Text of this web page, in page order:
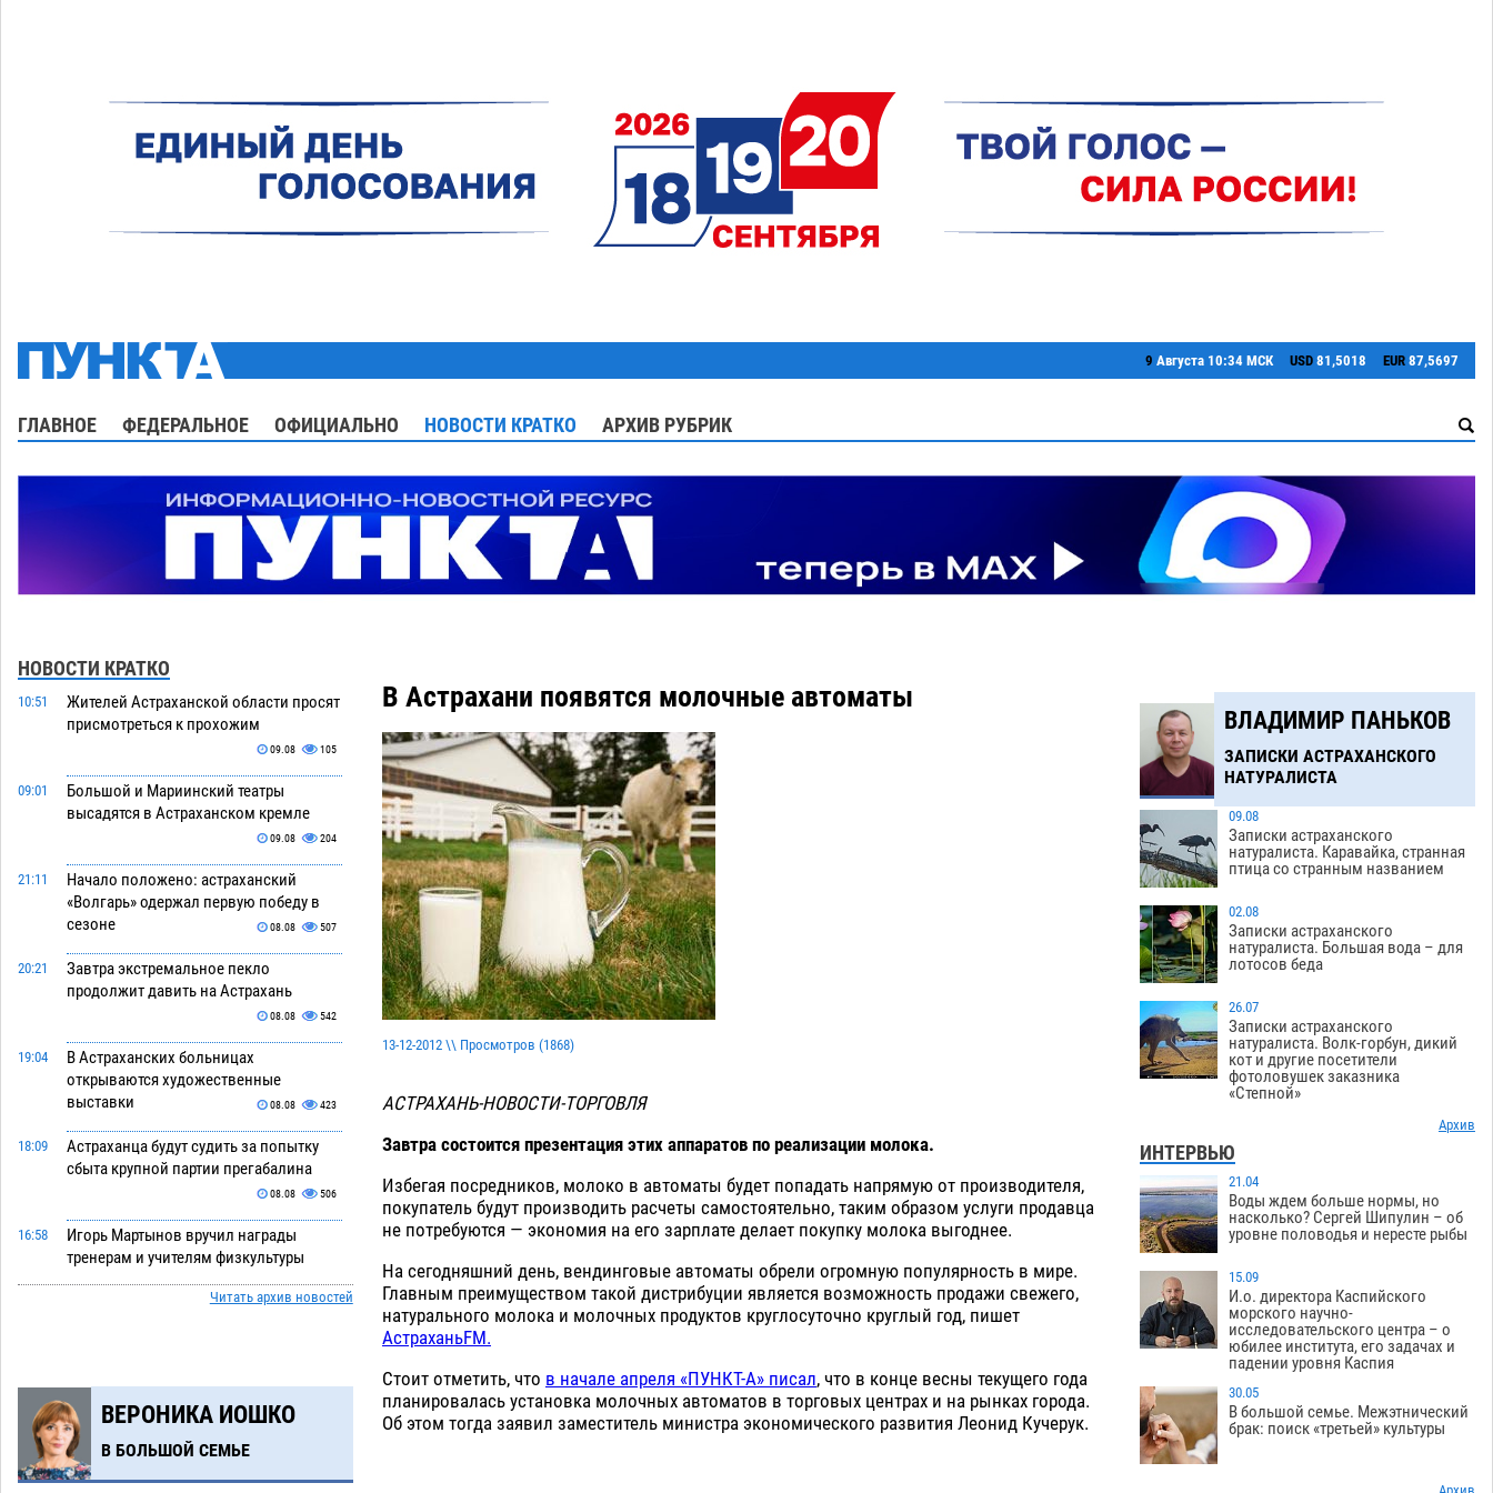
9 Августа 10:34 МСК USD 81,5018 EUR 87,5697
ГЛАВНОЕ ФЕДЕРАЛЬНОЕ ОФИЦИАЛЬНО НОВОСТИ КРАТКО АРХИВ РУБРИК
НОВОСТИ КРАТКО
10:51
Жителей Астраханской области просят
присмотреться к прохожим
09.08 105
09:01
Большой и Мариинский театры
высадятся в Астраханском кремле
09.08 204
21:11
Начало положено: астраханский
«Волгарь» одержал первую победу в
сезоне
08.08 507
20:21
Завтра экстремальное пекло
продолжит давить на Астрахань
08.08 542
19:04
В Астраханских больницах
открываются художественные
выставки
08.08 423
18:09
Астраханца будут судить за попытку
сбыта крупной партии прегабалина
08.08 506
16:58
Игорь Мартынов вручил награды
тренерам и учителям физкультуры
Камызякского района
08.08 361
14:19
Погибший на Донбассе волонтер из
Астрахани стал героем мурала
13:10
Подросток, перебегавший дорогу вне
Читать архив новостей
ВЕРОНИКА ИОШКО
В БОЛЬШОЙ СЕМЬЕ
В Астрахани появятся молочные автоматы
13-12-2012 \\ Просмотров (1868)
АСТРАХАНЬ-НОВОСТИ-ТОРГОВЛЯ
Завтра состоится презентация этих аппаратов по реализации молока.
Избегая посредников, молоко в автоматы будет попадать напрямую от производителя,
покупатель будут производить расчеты самостоятельно, таким образом услуги продавца
не потребуются — экономия на его зарплате делает покупку молока выгоднее.
На сегодняшний день, вендинговые автоматы обрели огромную популярность в мире.
Главным преимуществом такой дистрибуции является возможность продажи свежего,
натурального молока и молочных продуктов круглосуточно круглый год, пишет
АстраханьFM.
Стоит отметить, что в начале апреля «ПУНКТ-А» писал, что в конце весны текущего года
планировалась установка молочных автоматов в торговых центрах и на рынках города.
Об этом тогда заявил заместитель министра экономического развития Леонид Кучерук.
ВЛАДИМИР ПАНЬКОВ
ЗАПИСКИ АСТРАХАНСКОГО
НАТУРАЛИСТА
09.08
Записки астраханского
натуралиста. Каравайка, странная
птица со странным названием
02.08
Записки астраханского
натуралиста. Большая вода – для
лотосов беда
26.07
Записки астраханского
натуралиста. Волк-горбун, дикий
кот и другие посетители
фотоловушек заказника
«Степной»
Архив
ИНТЕРВЬЮ
21.04
Воды ждем больше нормы, но
насколько? Сергей Шипулин – об
уровне половодья и нересте рыбы
15.09
И.о. директора Каспийского
морского научно-
исследовательского центра – о
юбилее института, его задачах и
падении уровня Каспия
30.05
В большой семье. Межэтнический
брак: поиск «третьей» культуры